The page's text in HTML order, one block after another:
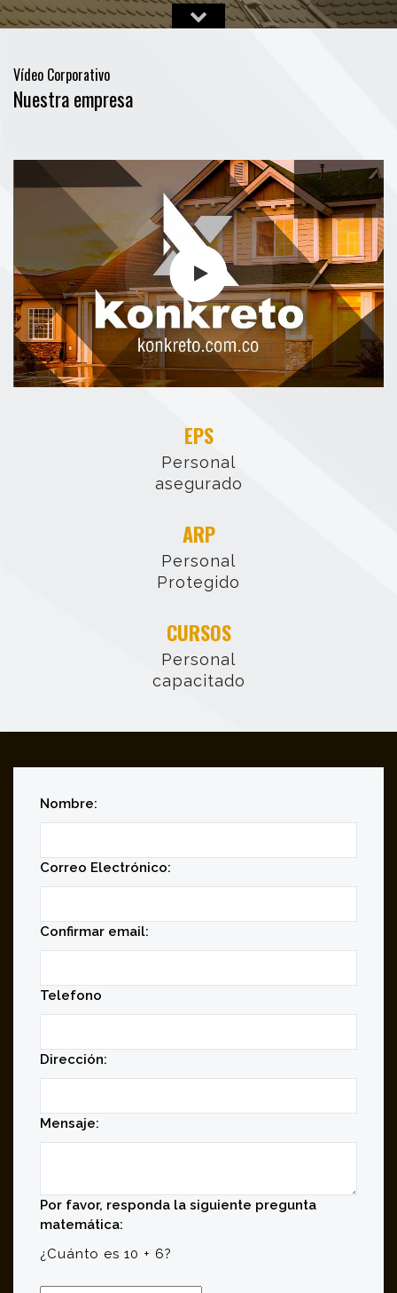
Vídeo Corporativo
Nuestra empresa
EPS
Personal
asegurado
ARP
Personal
Protegido
CURSOS
Personal
capacitado
Nombre:
Correo Electrónico:
Confirmar email:
Telefono
Dirección:
Mensaje:
Por favor, responda la siguiente pregunta
matemática:
¿Cuánto es 10 + 6?